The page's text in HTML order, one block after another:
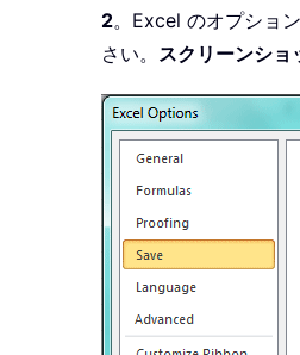
2。Excel のオプション
さい。 スクリーンショ